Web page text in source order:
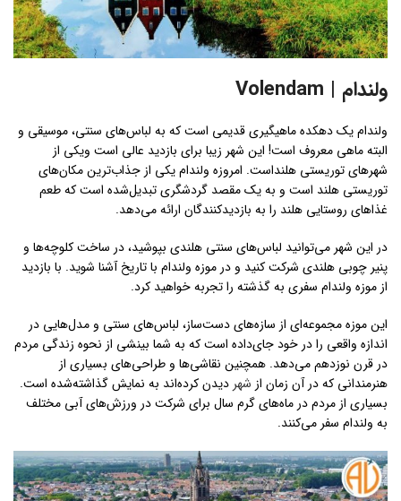
ولندام | Volendam
ولندام یک دهکده ماهیگیری قدیمی است که به لباس‌های سنتی، موسیقی و
البته ماهی معروف است! این شهر زیبا برای بازدید عالی است ویکی از
شهرهای توریستی هلنداست. امروزه ولندام یکی از جذاب‌ترین مکان‌های
توریستی هلند است و به یک مقصد گردشگری تبدیل‌شده است که طعم
غذاهای روستایی هلند را به بازدیدکنندگان ارائه می‌دهد.
در این شهر می‌توانید لباس‌های سنتی هلندی بپوشید، در ساخت کلوچه‌ها و
پنیر چوبی هلندی شرکت کنید و در موزه ولندام با تاریخ آشنا شوید. با بازدید
از موزه ولندام سفری به گذشته را تجربه خواهید کرد.
این موزه مجموعه‌ای از سازه‌های دست‌ساز، لباس‌های سنتی و مدل‌هایی در
اندازه واقعی را در خود جای‌داده است که به شما بینشی از نحوه زندگی مردم
در قرن نوزدهم می‌دهد. همچنین نقاشی‌ها و طراحی‌های بسیاری از
هنرمندانی که در آن زمان از شهر دیدن کرده‌اند به نمایش گذاشته‌شده است.
بسیاری از مردم در ماه‌های گرم سال برای شرکت در ورزش‌های آبی مختلف
به ولندام سفر می‌کنند.